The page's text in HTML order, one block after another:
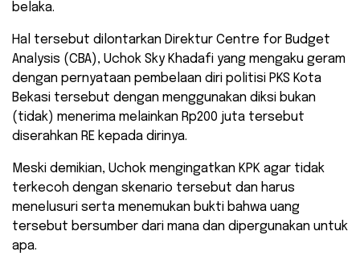
belaka.
Hal tersebut dilontarkan Direktur Centre for Budget
Analysis (CBA), Uchok Sky Khadafi yang mengaku geram
dengan pernyataan pembelaan diri politisi PKS Kota
Bekasi tersebut dengan menggunakan diksi bukan
(tidak) menerima melainkan Rp200 juta tersebut
diserahkan RE kepada dirinya.
Meski demikian, Uchok mengingatkan KPK agar tidak
terkecoh dengan skenario tersebut dan harus
menelusuri serta menemukan bukti bahwa uang
tersebut bersumber dari mana dan dipergunakan untuk
apa.